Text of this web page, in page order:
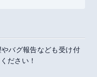
バグ報告なども受け付
ださい！